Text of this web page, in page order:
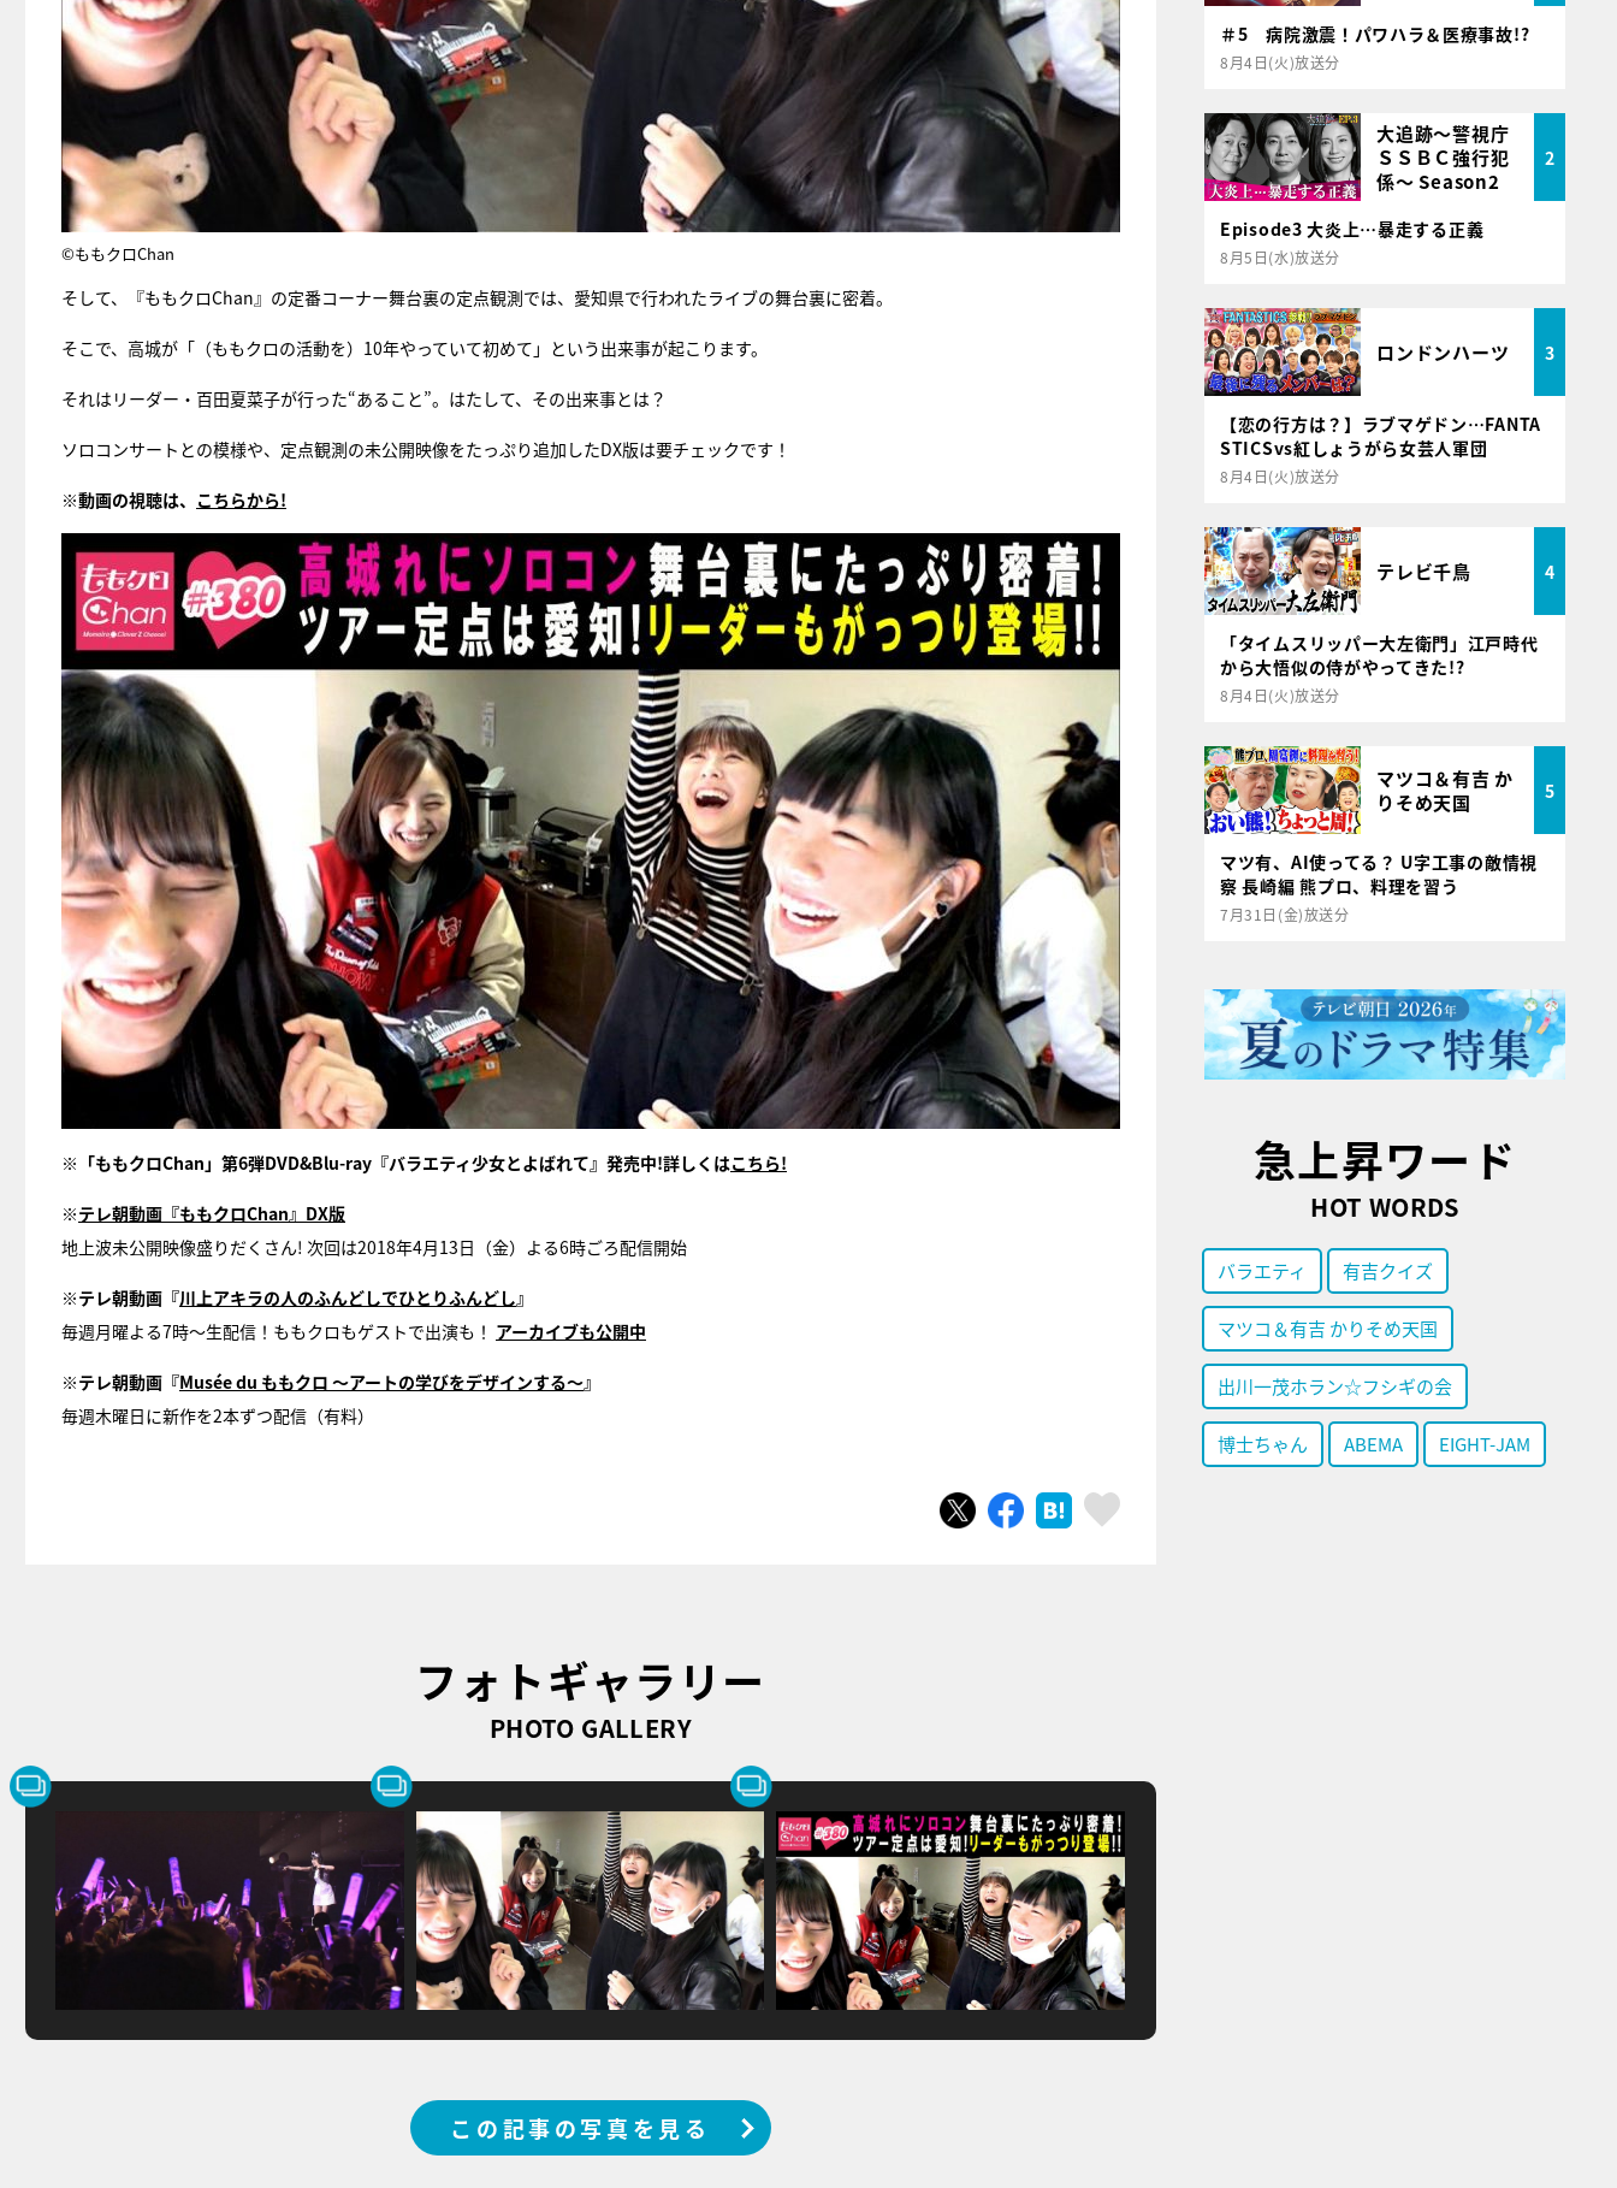
©ももクロChan
そして、『ももクロChan』の定番コーナー舞台裏の定点観測では、愛知県で行われたライブの舞台裏に密着。
そこで、高城が「（ももクロの活動を）10年やっていて初めて」という出来事が起こります。
それはリーダー・百田夏菜子が行った“あること”。はたして、その出来事とは？
ソロコンサートとの模様や、定点観測の未公開映像をたっぷり追加したDX版は要チェックです！
※動画の視聴は、 こちらから!
※「ももクロChan」第6弾DVD&Blu-ray『バラエティ少女とよばれて』発売中!詳しくはこちら!
※テレ朝動画『ももクロChan』DX版
地上波未公開映像盛りだくさん! 次回は2018年4月13日（金）よる6時ごろ配信開始
※テレ朝動画『川上アキラの人のふんどしでひとりふんどし』
毎週月曜よる7時〜生配信！ももクロもゲストで出演も！ アーカイブも公開中
※テレ朝動画『Musée du ももクロ ～アートの学びをデザインする～』
毎週木曜日に新作を2本ずつ配信（有料）
ツイートシェア はてブ
フォトギャラリー
PHOTO GALLERY
この記事の写真を見る
＃5 病院激震！パワハラ＆医療事故!?
8月4日(火)放送分
大追跡～警視庁
ＳＳＢＣ強行犯
係～ Season2
2
Episode3 大炎上…暴走する正義
8月5日(水)放送分
ロンドンハーツ 3
【恋の行方は？】ラブマゲドン…FANTA
STICSvs紅しょうがら女芸人軍団
8月4日(火)放送分
テレビ千鳥 4
「タイムスリッパー大左衛門」江戸時代
から大悟似の侍がやってきた!?
8月4日(火)放送分
マツコ＆有吉 か
りそめ天国
5
マツ有、AI使ってる？ U字工事の敵情視
察 長崎編 熊プロ、料理を習う
7月31日(金)放送分
急上昇ワード
HOT WORDS
バラエティ 有吉クイズ
マツコ＆有吉 かりそめ天国
出川一茂ホラン☆フシギの会
博士ちゃん ABEMA EIGHT-JAM